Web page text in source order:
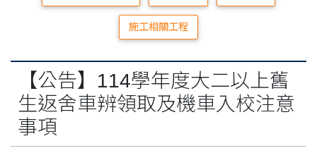
施工相關工程
【公告】114學年度大二以上舊
生返舍車辨領取及機車入校注意
事項